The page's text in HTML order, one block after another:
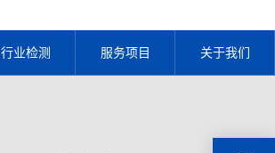
行业检测 服务项目 关于我们